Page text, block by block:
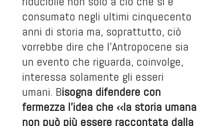
consumato negli ultimi cinquecento
anni di storia ma, soprattutto, ciò
vorrebbe dire che l’Antropocene sia
un evento che riguarda, coinvolge,
interessa solamente gli esseri
umani. Bisogna difendere con
fermezza l’idea che ‹‹la storia umana
non può più essere raccontata dalla